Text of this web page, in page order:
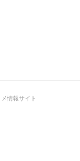
情報サイト